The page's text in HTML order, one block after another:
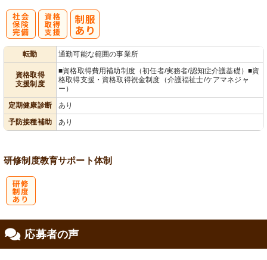
転勤 通勤可能な範囲の事業所
資格取得
支援制度
■資格取得費用補助制度（初任者/実務者/認知症介護基礎）■資
格取得支援・資格取得祝金制度（介護福祉士/ケアマネジャ
ー）
定期健康診断
あり
予防接種補助
あり
研修制度教育サポート体制
応募者の声